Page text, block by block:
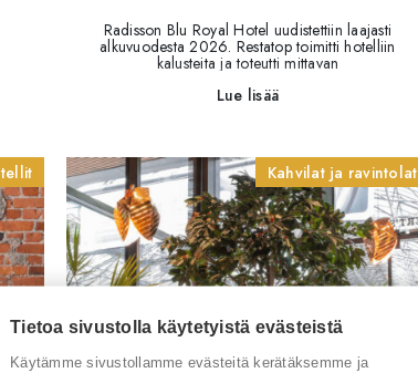
Radisson Blu Royal Hotel uudistettiin laajasti
alkuvuodesta 2026. Restatop toimitti hotelliin
kalusteita ja toteutti mittavan
Lue lisää
Kahvilat ja ravintolat
Tietoa sivustolla käytetyistä evästeistä
Käytämme sivustollamme evästeitä kerätäksemme ja